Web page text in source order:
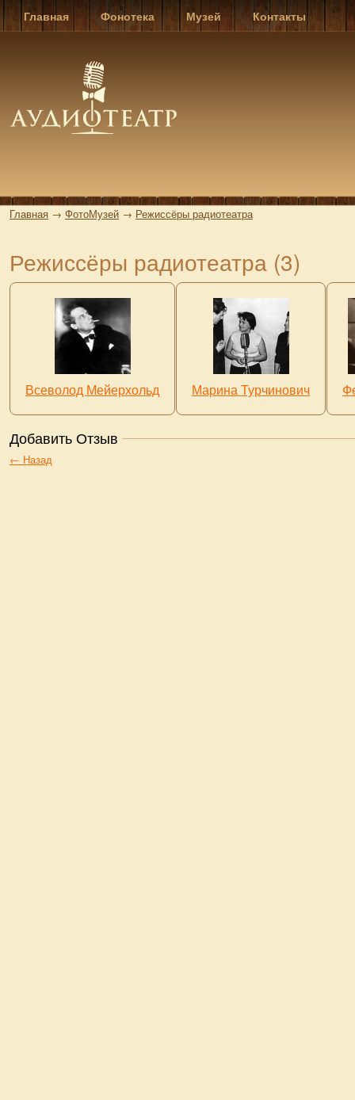
Главная Фонотека Музей Контакты
Главная → ФотоМузей → Режиссёры радиотеатра
Режиссёры радиотеатра (3)
Всеволод Мейерхольд Марина Турчинович
Добавить Отзыв
← Назад